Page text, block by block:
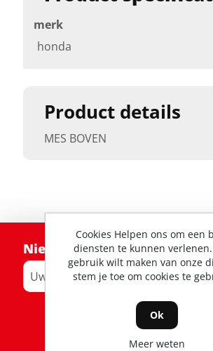
Product details
MES BOVEN
merk
honda
Nieuwsbrief
RSS
Cookies Helpen ons om een
diensten te kunnen
gebruik wilt maken van onze
stem je toe om cookies te
Ok
Meer weten